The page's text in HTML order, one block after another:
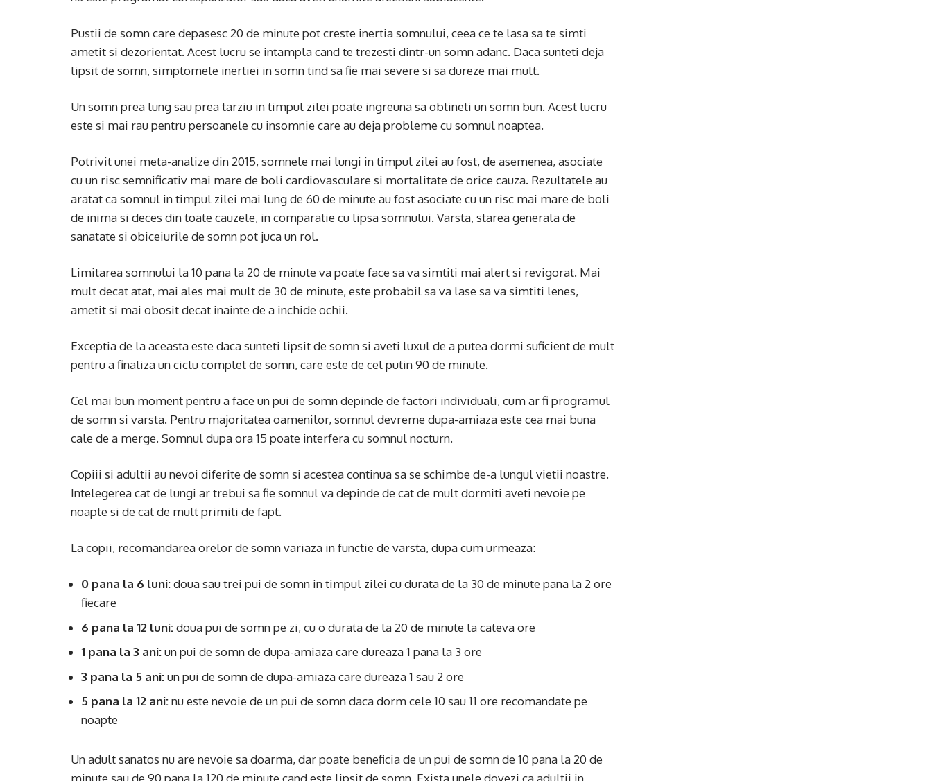
Pustii de somn care depasesc 20 de minute pot creste inertia somnului, ceea ce te lasa sa te simti
ametit si dezorientat. Acest lucru se intampla cand te trezesti dintr-un somn adanc. Daca sunteti deja
lipsit de somn, simptomele inertiei in somn tind sa fie mai severe si sa dureze mai mult.
Un somn prea lung sau prea tarziu in timpul zilei poate ingreuna sa obtineti un somn bun. Acest lucru
este si mai rau pentru persoanele cu insomnie care au deja probleme cu somnul noaptea.
Potrivit unei meta-analize din 2015, somnele mai lungi in timpul zilei au fost, de asemenea, asociate
cu un risc semnificativ mai mare de boli cardiovasculare si mortalitate de orice cauza. Rezultatele au
aratat ca somnul in timpul zilei mai lung de 60 de minute au fost asociate cu un risc mai mare de boli
de inima si deces din toate cauzele, in comparatie cu lipsa somnului. Varsta, starea generala de
sanatate si obiceiurile de somn pot juca un rol.
Limitarea somnului la 10 pana la 20 de minute va poate face sa va simtiti mai alert si revigorat. Mai
mult decat atat, mai ales mai mult de 30 de minute, este probabil sa va lase sa va simtiti lenes,
ametit si mai obosit decat inainte de a inchide ochii.
Exceptia de la aceasta este daca sunteti lipsit de somn si aveti luxul de a putea dormi suficient de mult
pentru a finaliza un ciclu complet de somn, care este de cel putin 90 de minute.
Cel mai bun moment pentru a face un pui de somn depinde de factori individuali, cum ar fi programul
de somn si varsta. Pentru majoritatea oamenilor, somnul devreme dupa-amiaza este cea mai buna
cale de a merge. Somnul dupa ora 15 poate interfera cu somnul nocturn.
Copiii si adultii au nevoi diferite de somn si acestea continua sa se schimbe de-a lungul vietii noastre.
Intelegerea cat de lungi ar trebui sa fie somnul va depinde de cat de mult dormiti aveti nevoie pe
noapte si de cat de mult primiti de fapt.
La copii, recomandarea orelor de somn variaza in functie de varsta, dupa cum urmeaza:
0 pana la 6 luni:doua sau trei pui de somn in timpul zilei cu durata de la 30 de minute pana la 2 ore
fiecare
6 pana la 12 luni:doua pui de somn pe zi, cu o durata de la 20 de minute la cateva ore
1 pana la 3 ani:un pui de somn de dupa-amiaza care dureaza 1 pana la 3 ore
3 pana la 5 ani:un pui de somn de dupa-amiaza care dureaza 1 sau 2 ore
5 pana la 12 ani:nu este nevoie de un pui de somn daca dorm cele 10 sau 11 ore recomandate pe
noapte
Un adult sanatos nu are nevoie sa doarma, dar poate beneficia de un pui de somn de 10 pana la 20 de
minute sau de 90 pana la 120 de minute cand este lipsit de somn. Exista unele dovezi ca adultii in